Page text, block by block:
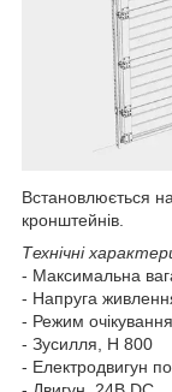
Встановлюється
кронштейнів.
Технічні
- Максимальна
- Напруга
- Режим
- Зусилля, Н 800
- Електродвигун